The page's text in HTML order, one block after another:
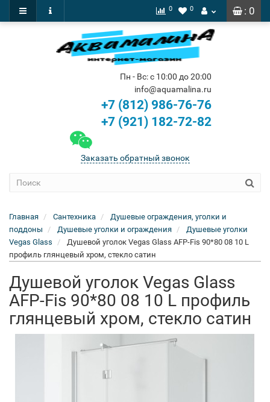
: 0
0 0
Пн - Вс: с 10:00 до 20:00
info@aquamalina.ru
+7 (812) 986-76-76
+7 (921) 182-72-82
Заказать обратный звонок
Главная Сантехника
Душевые ограждения, уголки и
поддоны
Душевые уголки и ограждения
Душевые уголки
Vegas Glass
Душевой уголок Vegas Glass AFP-Fis 90*80 08 10 L
профиль глянцевый хром, стекло сатин
Душевой уголок Vegas Glass
AFP-Fis 90*80 08 10 L профиль
глянцевый хром, стекло сатин